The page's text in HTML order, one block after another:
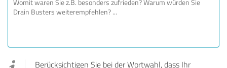
Berücksichtigen Sie bei der Wortwahl, dass Ihr